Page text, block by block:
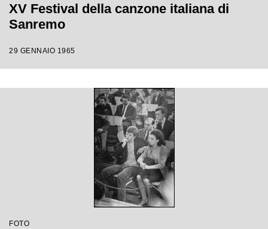
XV Festival della canzone italiana di
Sanremo
29 GENNAIO 1965
FOTO